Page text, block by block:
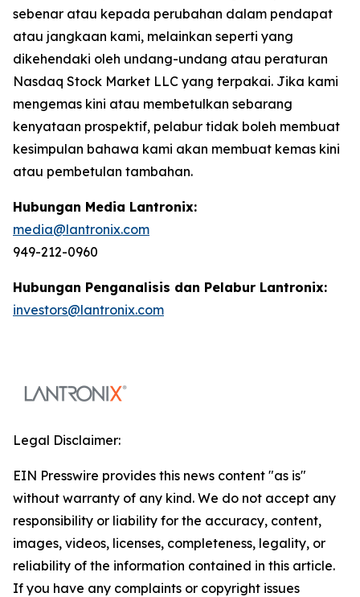
sebenar atau kepada perubahan dalam pendapat
atau jangkaan kami, melainkan seperti yang
dikehendaki oleh undang-undang atau peraturan
Nasdaq Stock Market LLC yang terpakai. Jika kami
mengemas kini atau membetulkan sebarang
kenyataan prospektif, pelabur tidak boleh membuat
kesimpulan bahawa kami akan membuat kemas kini
atau pembetulan tambahan.
Hubungan Media Lantronix:
media@lantronix.com
949-212-0960
Hubungan Penganalisis dan Pelabur Lantronix:
investors@lantronix.com
Legal Disclaimer:
EIN Presswire provides this news content "as is"
without warranty of any kind. We do not accept any
responsibility or liability for the accuracy, content,
images, videos, licenses, completeness, legality, or
reliability of the information contained in this article.
If you have any complaints or copyright issues